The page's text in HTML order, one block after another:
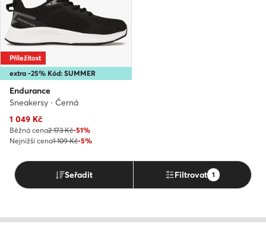
extra -25% Kód: SUMMER
Příležitost
Endurance
Sneakersy · Černá
Aktuální cena
1 049 Kč
Běžná cena2 173 Kč-51%
Nejnižší cena1 109 Kč-5%
Seřadit Filtrovat 1